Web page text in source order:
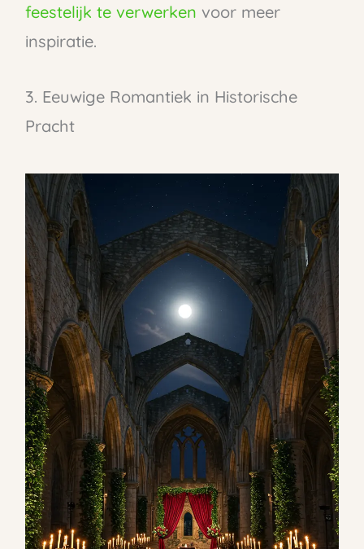
feestelijk te verwerken voor meer
inspiratie.
3. Eeuwige Romantiek in Historische
Pracht